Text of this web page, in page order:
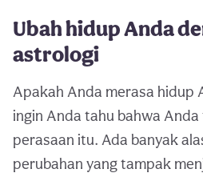
Ubah hidup Anda
astrologi
Apakah Anda merasa hidup
ingin Anda tahu bahwa
perasaan itu. Ada banyak
perubahan yang tampak